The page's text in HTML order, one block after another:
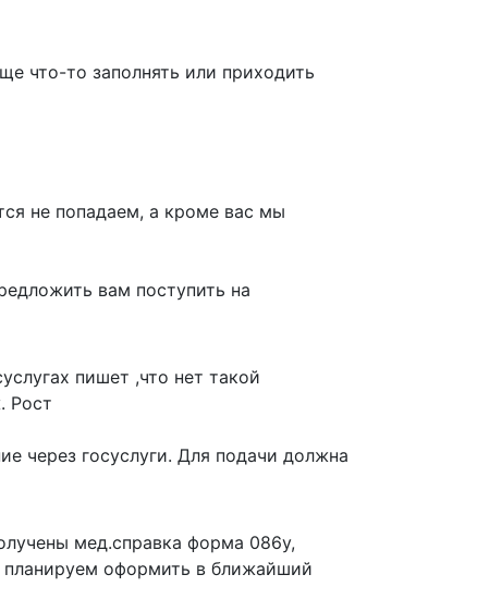
что-то заполнять или приходить
не попадаем, а кроме вас мы
вам поступить на
пишет ,что нет такой
Рост
через госуслуги. Для подачи должна
мед.справка форма 086у,
планируем оформить в ближайший